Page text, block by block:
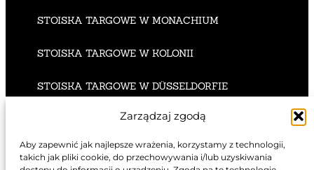
Zarządzaj zgodą
Aby zapewnić jak najlepsze wrażenia, korzystamy z technologii,
takich jak pliki cookie, do przechowywania i/lub uzyskiwania
STOISKA TARGOWE W MONACHIUM
STOISKA TARGOWE W KOLONII
STOISKA TARGOWE W DÜSSELDORFIE
STOISKA TARGOWE W LONDYNIE